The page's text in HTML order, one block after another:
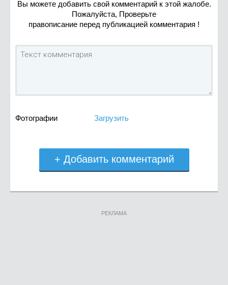
Вы можете добавить свой комментарий к этой жалобе.
Пожалуйста, Проверьте
правописание перед публикацией комментария !
Фотографии Загрузить
+ Добавить комментарий
РЕКЛАМА